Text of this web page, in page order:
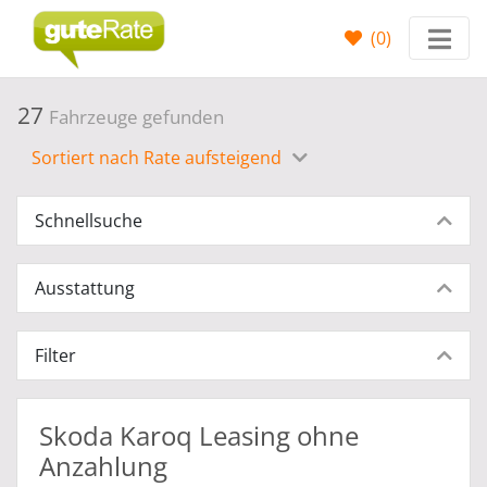
(0)
27 Fahrzeuge gefunden
Sortiert nach Rate aufsteigend
Schnellsuche
Ausstattung
Filter
Skoda Karoq Leasing ohne
Anzahlung